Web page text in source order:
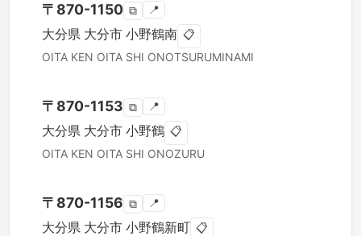
〒 870-1150 ⧉ 📍
大分県 大分市 小野鶴南 📋
OITA KEN OITA SHI ONOTSURUMINAMI
〒 870-1153 ⧉ 📍
大分県 大分市 小野鶴 📋
OITA KEN OITA SHI ONOZURU
〒 870-1156 ⧉ 📍
大分県 大分市 小野鶴新町 📋